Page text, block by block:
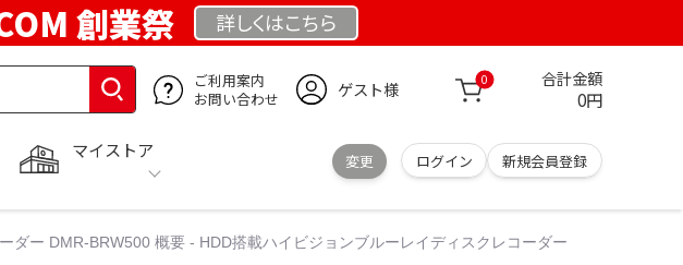
創業祭 詳しくはこちら
ご利用案内
お問い合わせ
ゲスト様 0 合計金額
0円
マイストア
変更 ログイン 新規会員登録
ダー DMR-BRW500 概要 - HDD搭載ハイビジョンブルーレイディスクレコーダー